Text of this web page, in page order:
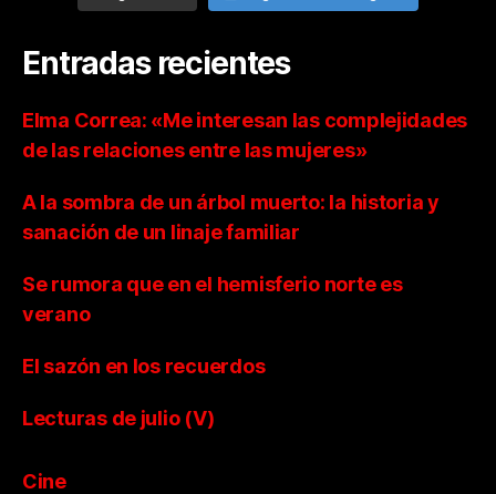
Entradas recientes
Elma Correa: «Me interesan las complejidades
de las relaciones entre las mujeres»
A la sombra de un árbol muerto: la historia y
sanación de un linaje familiar
Se rumora que en el hemisferio norte es
verano
El sazón en los recuerdos
Lecturas de julio (V)
Cine